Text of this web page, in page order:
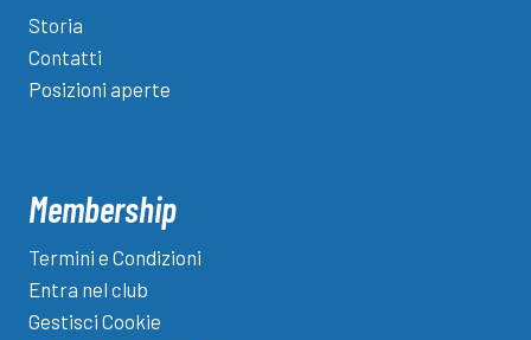
Storia
Contatti
Posizioni aperte
Membership
Termini e Condizioni
Entra nel club
Gestisci Cookie